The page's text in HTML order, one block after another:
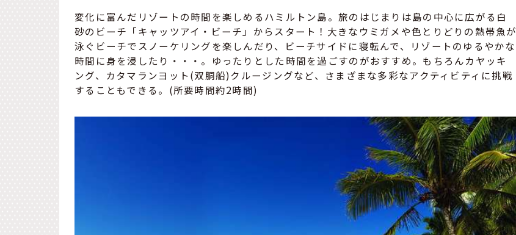
変化に富んだリゾートの時間を楽しめるハミルトン島。旅のはじまりは島の中心に広がる白
砂のビーチ「キャッツアイ・ビーチ」からスタート！大きなウミガメや色とりどりの熱帯魚が
泳ぐビーチでスノーケリングを楽しんだり、ビーチサイドに寝転んで、リゾートのゆるやかな
時間に身を浸したり・・・。ゆったりとした時間を過ごすのがおすすめ。もちろんカヤッキ
ング、カタマランヨット(双胴船)クルージングなど、さまざまな多彩なアクティビティに挑戦
することもできる。(所要時間約2時間)